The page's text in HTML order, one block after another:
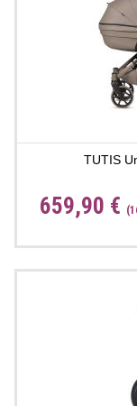
TUTIS
659,90 €